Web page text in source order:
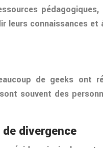
connaissances
de geeks ont
souvent des
divergence